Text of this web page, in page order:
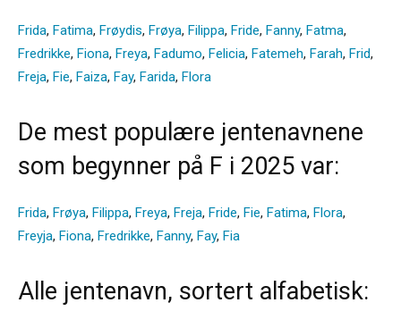
Frida, Fatima, Frøydis, Frøya, Filippa, Fride, Fanny, Fatma,
Fredrikke, Fiona, Freya, Fadumo, Felicia, Fatemeh, Farah, Frid,
Freja, Fie, Faiza, Fay, Farida, Flora
De mest populære jentenavnene
som begynner på F i 2025 var:
Frida, Frøya, Filippa, Freya, Freja, Fride, Fie, Fatima, Flora,
Freyja, Fiona, Fredrikke, Fanny, Fay, Fia
Alle jentenavn, sortert alfabetisk: